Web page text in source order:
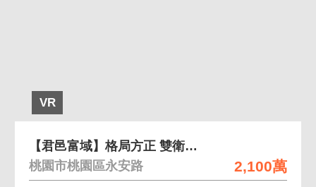
VR
2,100萬
【君邑富域】格局方正 雙衛浴開窗 獨立大車位
桃園市桃園區永安路